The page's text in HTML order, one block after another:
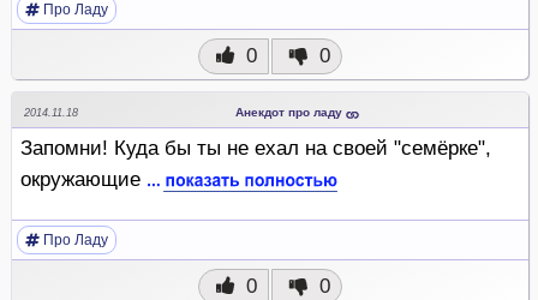
Про Ладу
0 0
2014.11.18 Анекдот про ладу
Запомни! Куда бы ты не ехал на своей "семёрке",
окружающие
Про Ладу
0 0